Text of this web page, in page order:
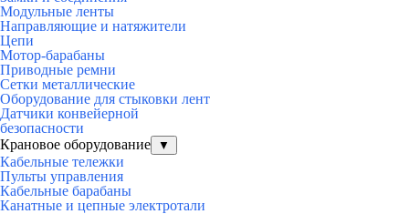
Модульные ленты
Направляющие и натяжители
Цепи
Мотор-барабаны
Приводные ремни
Сетки металлические
Оборудование для стыковки лент
Датчики конвейерной
безопасности
Крановое оборудование
▼
Кабельные тележки
Пульты управления
Кабельные барабаны
Канатные и цепные электротали